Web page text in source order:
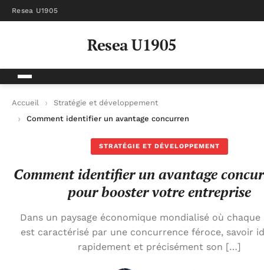
Resea U1905
Resea U1905
Accueil
Stratégie et développement
Comment identifier un avantage concurrentiel pour booster
STRATÉGIE ET DÉVELOPPEMENT
Comment identifier un avantage
pour booster votre entreprise
Dans un paysage économique mondialisé où
est caractérisé par une concurrence féroce, savoir
rapidement et précisément son […]